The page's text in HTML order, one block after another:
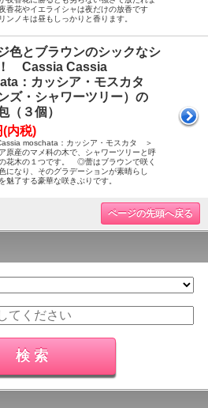
香花やイエライシャは夜だけの放香です
ンノキは昼もしっかりと香ります。
色とブラウンのシックなシ
Cassia Cassia
：カッシア・モスカタ
ズ・シャワーツリー）の
（３個）
(内税)
moschata：カッシア・モスカタ ＞
原産のマメ科の木で、シャワーツリーと呼
花木の１つです。 ◎蕾はブラウンで咲く
になり、そのグラデーションが素晴らし
魅了する豪華な咲きぶりです。
ページの先頭へ戻る